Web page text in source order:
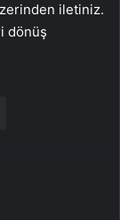
iletiniz.
dönüş